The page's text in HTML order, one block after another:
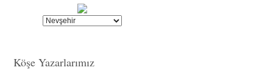
Köşe Yazarlarımız